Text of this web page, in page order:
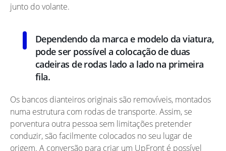
junto do volante.
Dependendo da marca e modelo da viatura,
pode ser possível a colocação de duas
cadeiras de rodas lado a lado na primeira
fila.
Os bancos dianteiros originais são removíveis, montados
numa estrutura com rodas de transporte. Assim, se
porventura outra pessoa sem limitações pretender
conduzir, são facilmente colocados no seu lugar de
origem. A conversão para criar um UpFront é possível